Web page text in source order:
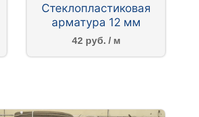
Стеклопластиковая
арматура 12 мм
42 руб. / м